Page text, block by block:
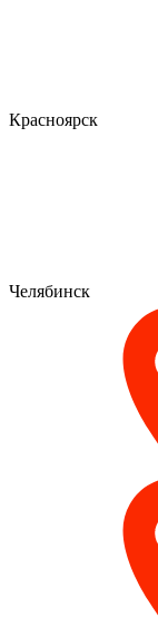
Красноярск
Челябинск